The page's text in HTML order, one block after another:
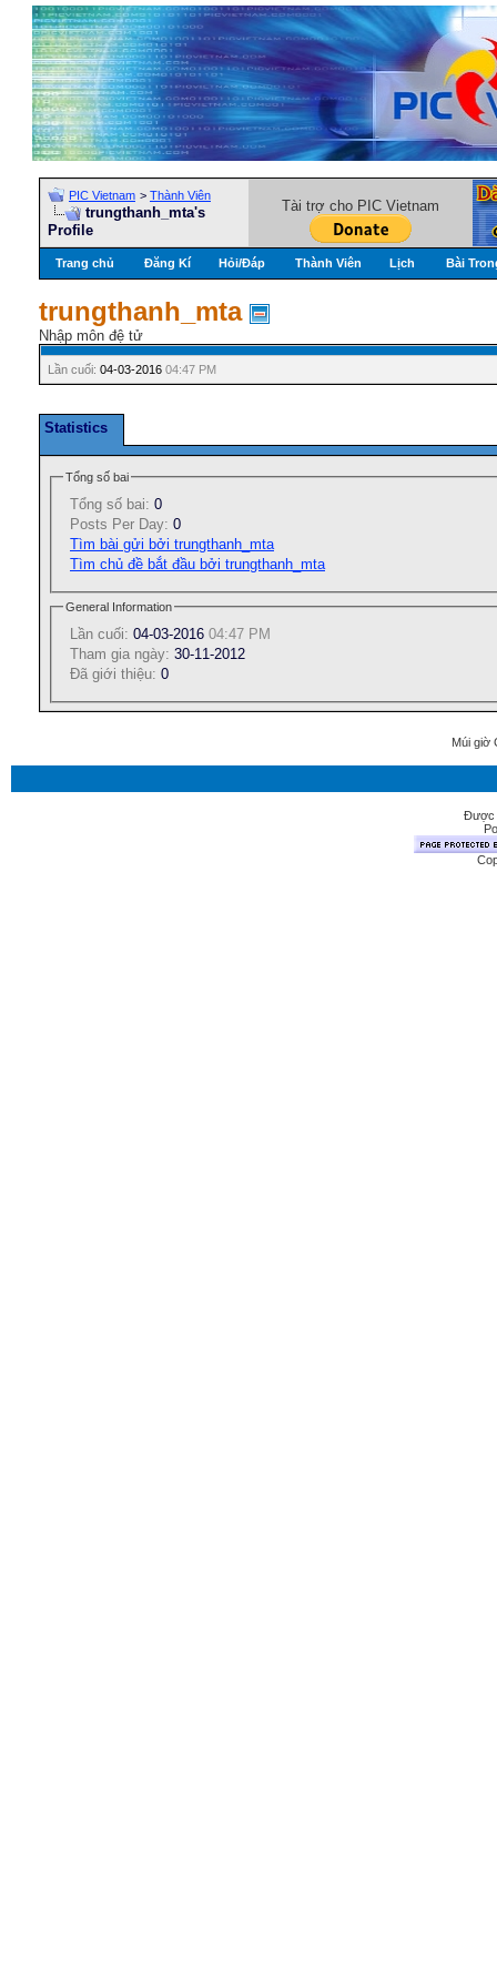
PIC Vietnam > Thành Viên
trungthanh_mta's
Profile
Tài trợ cho PIC Vietnam
Trang chủ Đăng Kí Hỏi/Ðáp Thành Viên Lịch Bài
trungthanh_mta
Nhập môn đệ tử
Lần cuối: 04-03-2016 04:47 PM
Statistics
Tổng số bai
Tổng số bai: 0
Posts Per Day: 0
Tìm bài gửi bởi trungthanh_mta
Tìm chủ đề bắt đầu bởi trungthanh_mta
General Information
Lần cuối: 04-03-2016 04:47 PM
Tham gia ngày: 30-11-2012
Ðã giới thiệu: 0
Múi giờ
Được